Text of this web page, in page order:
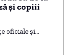
și copiii
oficiale și…